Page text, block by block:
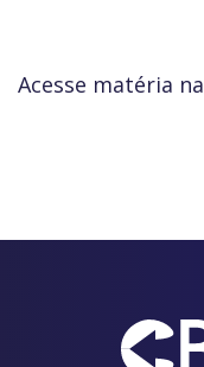
Acesse matéria na